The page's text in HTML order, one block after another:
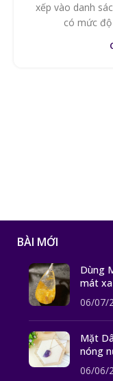
xếp vào danh
có mức
BÀI MỚI
Dùng
mát xa
06/07/
Mặt
nóng
06/06/